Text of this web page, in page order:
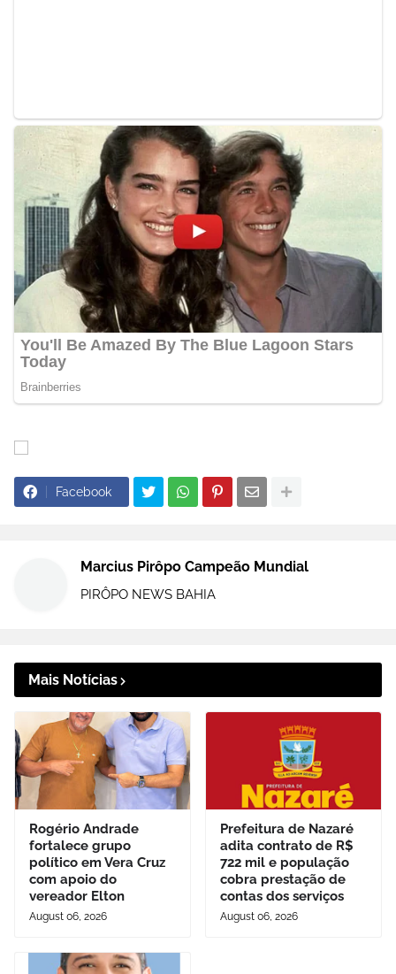
Facebook
Marcius Pirôpo Campeão Mundial
PIRÔPO NEWS BAHIA
Mais Notícias
Rogério Andrade
fortalece grupo
político em Vera Cruz
com apoio do
vereador Elton
August 06, 2026
Prefeitura de Nazaré
adita contrato de R$
722 mil e população
cobra prestação de
contas dos serviços
August 06, 2026